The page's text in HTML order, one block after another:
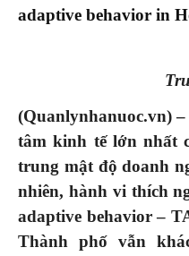
adaptive behavior in
(Quanlynhanuoc.vn)
tâm kinh tế lớn nhất
trung mật độ doanh
nhiên, hành vi thích
adaptive behavior –
Thành phố vẫn